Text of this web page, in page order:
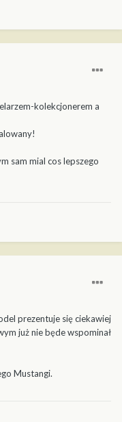
kolekcjonerem a
sam mial cos lepszego
prezentuje się ciekawiej
już nie będe wspominał
Mustangi.